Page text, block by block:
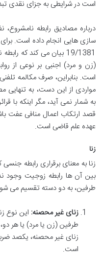
است در شرایطی به جزای نقدی
درباره مصادیق رابطه
19/1381 بیان می کند که
(زن و مرد) اجنبی بر نوعی از
است. بنابراین، صرف مکالمه
مواردی از این دست، به تنهایی
به شمار نمی آید، مگر اینکه با
قصد ارتکاب اعمال منافی عفت
عهده علم قاضی است.
زنا
زنا به معنای برقراری رابطه
بین آن ها رابطه زوجیت وجود
طرفین، به دو دسته تقسیم می
زنای غیر محصنه: این نوع
طرفین (زن یا مرد) یا هر
زنای غیر محصنه، یکصد
است.